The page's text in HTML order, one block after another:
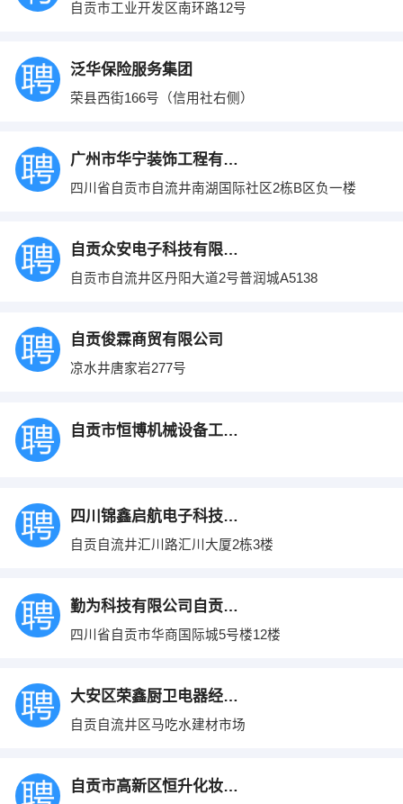
自贡市工业开发区南环路12号
泛华保险服务集团
荣县西街166号（信用社右侧）
广州市华宁装饰工程有限公司自贡高新分公司
四川省自贡市自流井南湖国际社区2栋B区负一楼
自贡众安电子科技有限公司
自贡市自流井区丹阳大道2号普润城A5138
自贡俊霖商贸有限公司
凉水井唐家岩277号
自贡市恒博机械设备工程有限公司
四川锦鑫启航电子科技有限公司
自贡自流井汇川路汇川大厦2栋3楼
勤为科技有限公司自贡分公司
四川省自贡市华商国际城5号楼12楼
大安区荣鑫厨卫电器经营部
自贡自流井区马吃水建材市场
自贡市高新区恒升化妆品经营部